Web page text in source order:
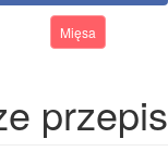
Mięsa